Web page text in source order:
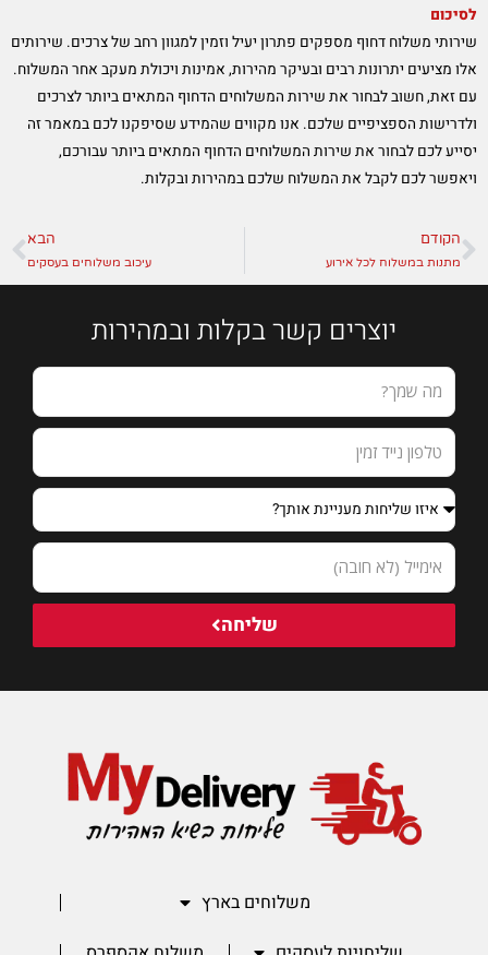
לסיכום
שירותי משלוח דחוף מספקים פתרון יעיל וזמין למגוון רחב של צרכים. שירותים
אלו מציעים יתרונות רבים ובעיקר מהירות, אמינות ויכולת מעקב אחר המשלוח.
עם זאת, חשוב לבחור את שירות המשלוחים הדחוף המתאים ביותר לצרכים
ולדרישות הספציפיים שלכם. אנו מקווים שהמידע שסיפקנו לכם במאמר זה
יסייע לכם לבחור את שירות המשלוחים הדחוף המתאים ביותר עבורכם,
ויאפשר לכם לקבל את המשלוח שלכם במהירות ובקלות.
קודם
הקודם
מתנות במשלוח לכל אירוע
הבא
עיכוב משלוחים בעסקים
יוצרים קשר בקלות ובמהירות
שליחה
משלוחים בארץ